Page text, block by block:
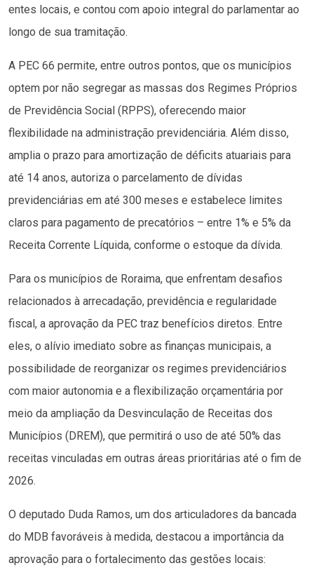
entes locais, e contou com apoio integral do parlamentar ao
longo de sua tramitação.
A PEC 66 permite, entre outros pontos, que os municípios
optem por não segregar as massas dos Regimes Próprios
de Previdência Social (RPPS), oferecendo maior
flexibilidade na administração previdenciária. Além disso,
amplia o prazo para amortização de déficits atuariais para
até 14 anos, autoriza o parcelamento de dívidas
previdenciárias em até 300 meses e estabelece limites
claros para pagamento de precatórios – entre 1% e 5% da
Receita Corrente Líquida, conforme o estoque da dívida.
Para os municípios de Roraima, que enfrentam desafios
relacionados à arrecadação, previdência e regularidade
fiscal, a aprovação da PEC traz benefícios diretos. Entre
eles, o alívio imediato sobre as finanças municipais, a
possibilidade de reorganizar os regimes previdenciários
com maior autonomia e a flexibilização orçamentária por
meio da ampliação da Desvinculação de Receitas dos
Municípios (DREM), que permitirá o uso de até 50% das
receitas vinculadas em outras áreas prioritárias até o fim de
2026.
O deputado Duda Ramos, um dos articuladores da bancada
do MDB favoráveis à medida, destacou a importância da
aprovação para o fortalecimento das gestões locais: